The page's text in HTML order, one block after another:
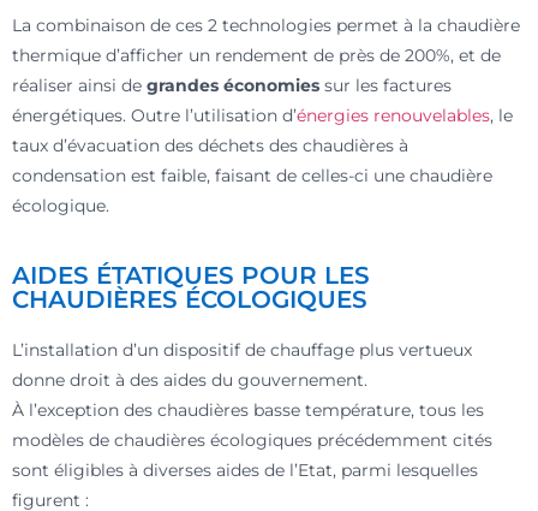
La combinaison de ces 2 technologies permet à la chaudière
thermique d’afficher un rendement de près de 200%, et de
réaliser ainsi de grandes économies sur les factures
énergétiques. Outre l’utilisation d’énergies renouvelables, le
taux d’évacuation des déchets des chaudières à
condensation est faible, faisant de celles-ci une chaudière
écologique.
AIDES ÉTATIQUES POUR LES
CHAUDIÈRES ÉCOLOGIQUES
L’installation d’un dispositif de chauffage plus vertueux
donne droit à des aides du gouvernement.
À l’exception des chaudières basse température, tous les
modèles de chaudières écologiques précédemment cités
sont éligibles à diverses aides de l’Etat, parmi lesquelles
figurent :